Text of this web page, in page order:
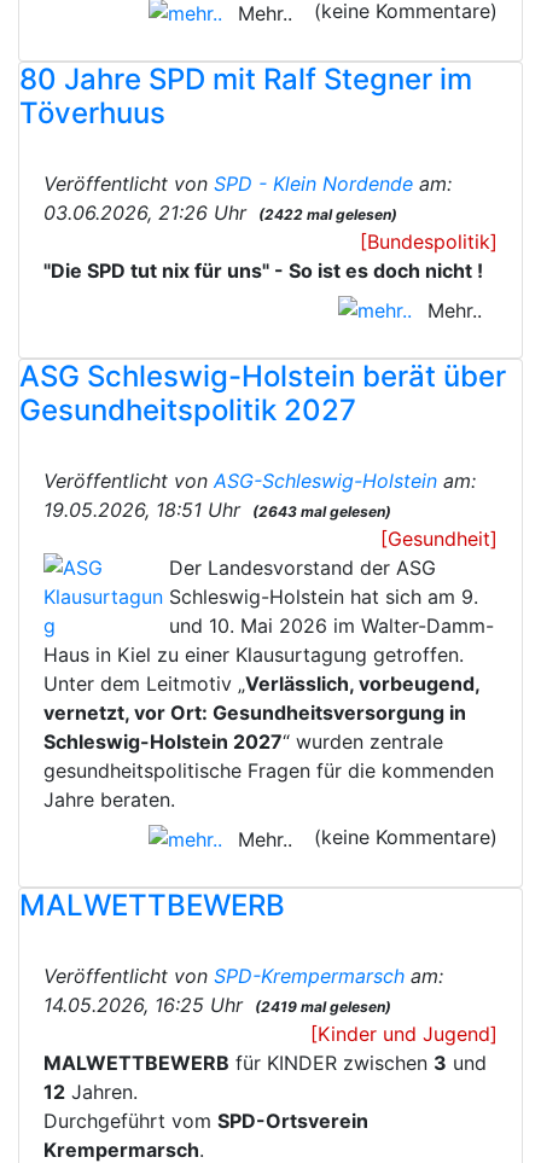
Mehr.. (keine Kommentare)
80 Jahre SPD mit Ralf Stegner im
Töverhuus
Veröffentlicht von SPD - Klein Nordende am:
03.06.2026, 21:26 Uhr
(2422 mal gelesen)
[Bundespolitik]
"Die SPD tut nix für uns" - So ist es doch nicht !
Mehr..
ASG Schleswig-Holstein berät über
Gesundheitspolitik 2027
Veröffentlicht von ASG-Schleswig-Holstein am:
19.05.2026, 18:51 Uhr
(2643 mal gelesen)
[Gesundheit]
Der Landesvorstand der ASG
Schleswig-Holstein hat sich am 9.
und 10. Mai 2026 im Walter-Damm-
Haus in Kiel zu einer Klausurtagung getroffen.
Unter dem Leitmotiv „Verlässlich, vorbeugend,
vernetzt, vor Ort: Gesundheitsversorgung in
Schleswig-Holstein 2027“ wurden zentrale
gesundheitspolitische Fragen für die kommenden
Jahre beraten.
Mehr..
(keine Kommentare)
MALWETTBEWERB
Veröffentlicht von SPD-Krempermarsch am:
14.05.2026, 16:25 Uhr
(2419 mal gelesen)
[Kinder und Jugend]
MALWETTBEWERB für KINDER zwischen 3 und
12 Jahren.
Durchgeführt vom SPD-Ortsverein
Krempermarsch.